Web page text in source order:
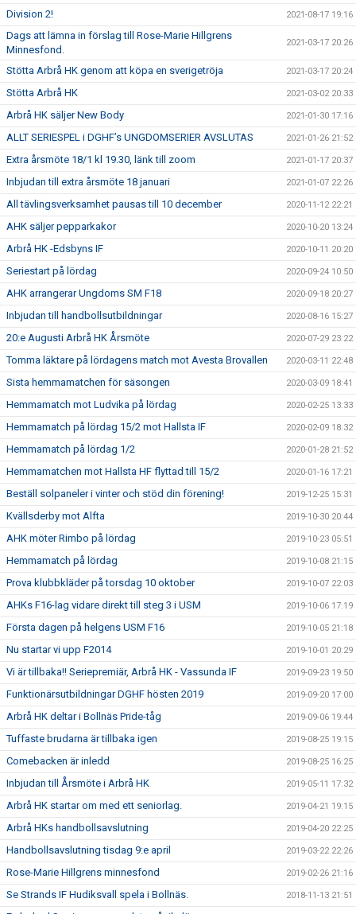
Division 2! 2021-08-17 19:16
Dags att lämna in förslag till Rose-Marie Hillgrens
Minnesfond.
2021-03-17 20:26
Stötta Arbrå HK genom att köpa en sverigetröja 2021-03-17 20:24
Stötta Arbrå HK 2021-03-02 20:33
Arbrå HK säljer New Body 2021-01-30 17:16
ALLT SERIESPEL i DGHF’s UNGDOMSERIER AVSLUTAS 2021-01-26 21:52
Extra årsmöte 18/1 kl 19.30, länk till zoom 2021-01-17 20:37
Inbjudan till extra årsmöte 18 januari 2021-01-07 22:26
All tävlingsverksamhet pausas till 10 december 2020-11-12 22:21
AHK säljer pepparkakor 2020-10-20 13:24
Arbrå HK -Edsbyns IF 2020-10-11 20:20
Seriestart på lördag 2020-09-24 10:50
AHK arrangerar Ungdoms SM F18 2020-09-18 20:27
Inbjudan till handbollsutbildningar 2020-08-16 15:27
20:e Augusti Arbrå HK Årsmöte 2020-07-29 23:22
Tomma läktare på lördagens match mot Avesta Brovallen 2020-03-11 22:48
Sista hemmamatchen för säsongen 2020-03-09 18:41
Hemmamatch mot Ludvika på lördag 2020-02-25 13:33
Hemmamatch på lördag 15/2 mot Hallsta IF 2020-02-09 18:32
Hemmamatch på lördag 1/2 2020-01-28 21:52
Hemmamatchen mot Hallsta HF flyttad till 15/2 2020-01-16 17:21
Beställ solpaneler i vinter och stöd din förening! 2019-12-25 15:31
Kvällsderby mot Alfta 2019-10-30 20:44
AHK möter Rimbo på lördag 2019-10-23 05:51
Hemmamatch på lördag 2019-10-08 21:15
Prova klubbkläder på torsdag 10 oktober 2019-10-07 22:03
AHKs F16-lag vidare direkt till steg 3 i USM 2019-10-06 17:19
Första dagen på helgens USM F16 2019-10-05 21:18
Nu startar vi upp F2014 2019-10-01 20:29
Vi är tillbaka!! Seriepremiär, Arbrå HK - Vassunda IF 2019-09-23 19:50
Funktionärsutbildningar DGHF hösten 2019 2019-09-20 17:00
Arbrå HK deltar i Bollnäs Pride-tåg 2019-09-06 19:44
Tuffaste brudarna är tillbaka igen 2019-08-25 19:15
Comebacken är inledd 2019-08-25 16:25
Inbjudan till Årsmöte i Arbrå HK 2019-05-11 17:32
Arbrå HK startar om med ett seniorlag. 2019-04-21 19:15
Arbrå HKs handbollsavslutning 2019-04-20 22:25
Handbollsavslutning tisdag 9:e april 2019-03-22 22:26
Rose-Marie Hillgrens minnesfond 2019-02-26 21:16
Se Strands IF Hudiksvall spela i Bollnäs. 2018-11-13 21:51